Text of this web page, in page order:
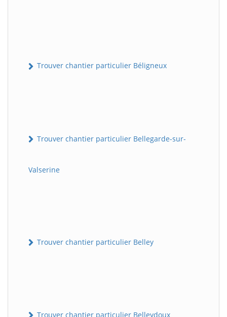
Trouver chantier particulier Béligneux
Trouver chantier particulier Bellegarde-sur-
Valserine
Trouver chantier particulier Belley
Trouver chantier particulier Belleydoux